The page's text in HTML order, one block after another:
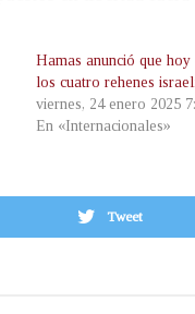
Hamas anunció que
los cuatro rehenes
viernes, 24 enero 2025
En «Internacionales»
Tweet